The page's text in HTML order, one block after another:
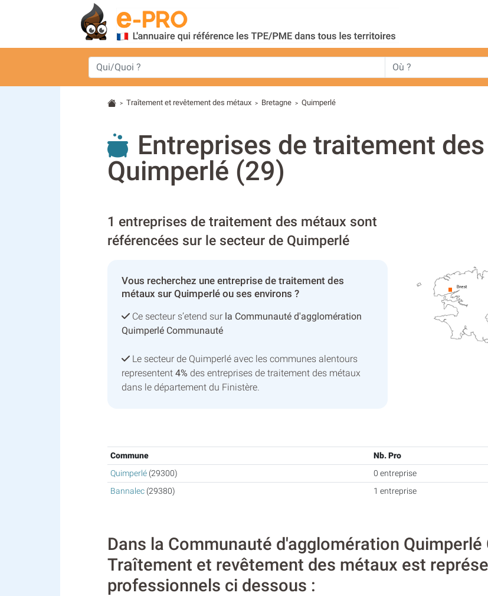
> Traîtement et revêtement des métaux > Bretagne > Quimperlé
Entreprises de traitement
Quimperlé (29)
1 entreprises de traitement des métaux sont
référencées sur le secteur de Quimperlé
Vous recherchez une entreprise de traitement des
métaux sur Quimperlé ou ses environs ?
Ce secteur s’etend sur la Communauté d'agglomération
Quimperlé Communauté
Le secteur de Quimperlé avec les communes alentours
representent 4% des entreprises de traitement des métaux
dans le département du Finistère.
Commune Nb. Pro
Quimperlé(29300) 0 entreprise
Bannalec(29380) 1 entreprise
Dans la Communauté d'agglomération Quimperlé
Traîtement et revêtement des métaux est
professionnels ci dessous :